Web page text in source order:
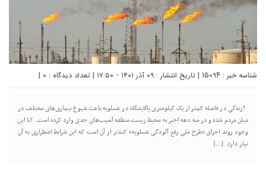
شناسه خبر : 15094 | تاریخ انتشار : ۰۹ آذر ۱۴۰۱ - ۱۷:۵۰ | تعداد دیدگاه : 0
|
?زندگی در فاصله کمتر از یک کیلومتری پالایشگاه‌ در عسلویه باعث شیوع بیماری‌های مختلف در
میان مردم شده و در سه دهه اخیر به محیط زیست منطقه آسیب‌های جدی وارد کرده است. ?با این
وجود روند اجرای «طرح ملی رفع آلودگی عسلویه» کندتر از آن است که این شرایط اضطراری به آن
نیاز دارد. […]